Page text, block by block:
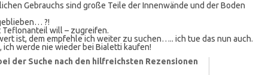
Gebrauchs sind große Teile der Innenwände und der Boden
?!
Teflonanteil will – zugreifen.
ist, dem empfehle ich weiter zu suchen….. ich tue das nun auch.
werde nie wieder bei Bialetti kaufen!
der Suche nach den hilfreichsten Rezensionen